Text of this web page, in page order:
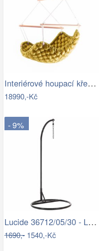
Interiérové houpací křeslo Swingy In…
18990,-Kč
- 9%
Lucide 36712/05/30 - LED Stojací lampa…
1690,-1540,-Kč